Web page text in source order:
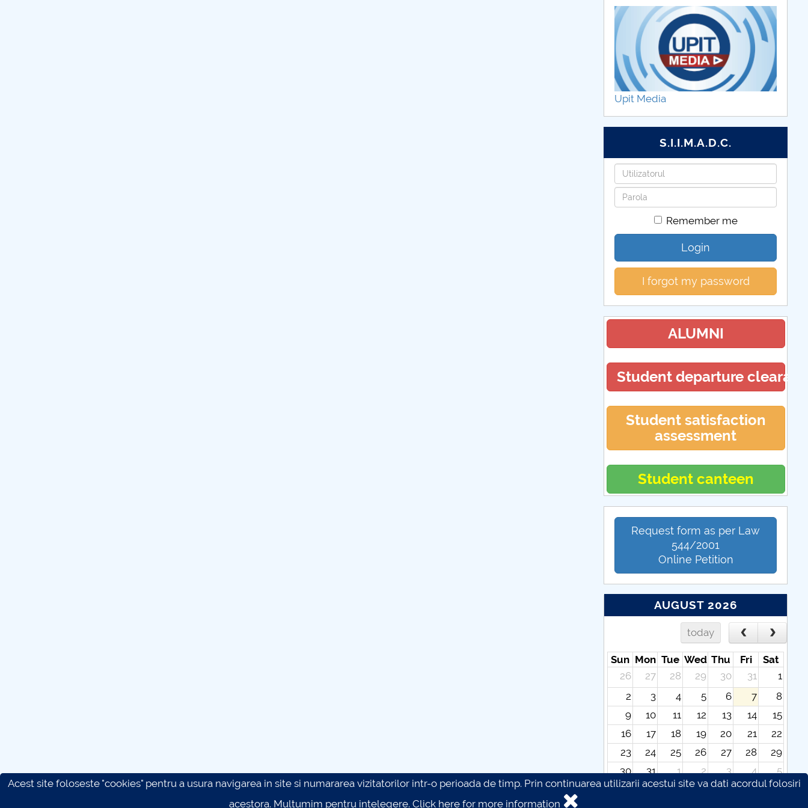
Upit Media
S.I.I.M.A.D.C.
Username
Password
Remember me
Login
I forgot my password
ALUMNI
Student departure
Student satisfaction
assessment
Student canteen
Request form as per Law
544/2001
Online Petition
AUGUST 2026
today
Sun Mon Tue Wed Thu Fri
Sat
26
27 28 29 30 31
1
2
3 4 5 6 7
8
9
10 11 12 13 14
15
16
17 18 19 20 21
22
23
24 25 26 27 28
29
30
31 1 2 3 4
5
Acest site foloseste "cookies" pentru a usura navigarea in site si numararea vizitatorilor intr-o perioada de timp. Prin continuarea utilizarii acestui site va dati acordul folosiri
acestora. Multumim pentru intelegere. Click here for more information